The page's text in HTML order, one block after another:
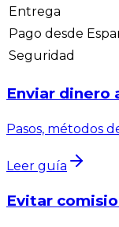
Entrega
Pago desde
Seguridad
Enviar dinero
Pasos, métodos
Leer guía
Evitar